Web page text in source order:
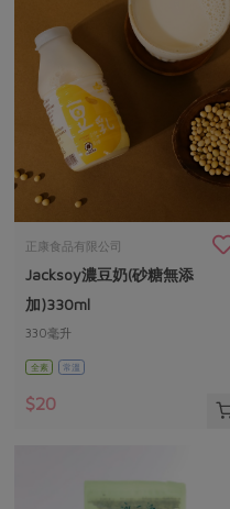
正康食品有限公司
Jacksoy濃豆奶(砂糖無添
加)330ml
330毫升
全素 常溫
$20